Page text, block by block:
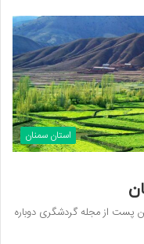
استان سمنان
پست از مجله گردشگری دوباره